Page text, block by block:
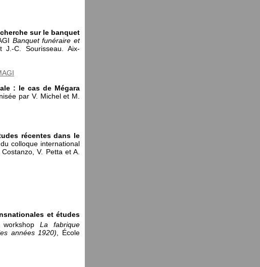
sur le banquet
Banquet funéraire et
C. Sourisseau. Aix-
: le cas de Mégara
par V. Michel et M.
récentes dans le
colloque international
V. Petta et A.
et études
workshopLa fabrique
années 1920) , École